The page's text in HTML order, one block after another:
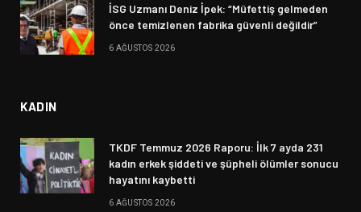
İSG Uzmanı Deniz İpek: “Müfettiş gelmeden
önce temizlenen fabrika güvenli değildir”
6 AĞUSTOS 2026
KADIN
TKDF Temmuz 2026 Raporu: İlk 7 ayda 231
kadın erkek şiddeti ve şüpheli ölümler sonucu
hayatını kaybetti
6 AĞUSTOS 2026